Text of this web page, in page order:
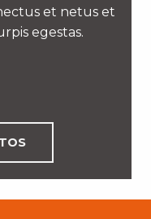
et netus et
egestas.